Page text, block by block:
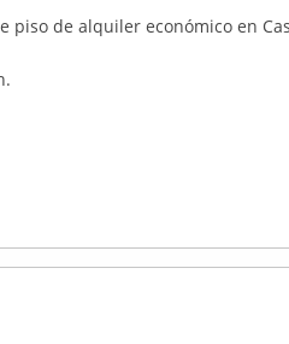
piso de alquiler económico en